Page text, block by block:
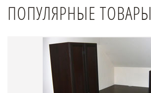
ПОПУЛЯРНЫЕ ТОВАРЫ